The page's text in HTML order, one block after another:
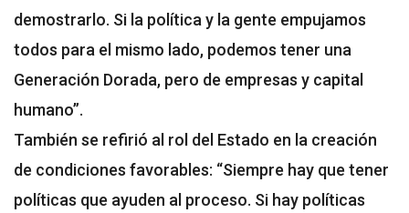
demostrarlo. Si la política y la gente empujamos
todos para el mismo lado, podemos tener una
Generación Dorada, pero de empresas y capital
humano”.
También se refirió al rol del Estado en la creación
de condiciones favorables: “Siempre hay que tener
políticas que ayuden al proceso. Si hay políticas